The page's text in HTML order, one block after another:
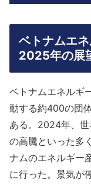
ベトナムエ
2025年の展
ベトナムエネルギ
動する約400の団
ある。2024年、
の高騰といった多
ナムのエネルギー
に行った。景気が